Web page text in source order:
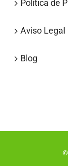
Política de
Aviso Legal
Blog
©